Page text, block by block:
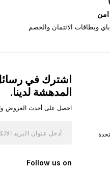
وبطاقات الائتمان والخصم
اشترك في رسائل
المدهشة لدينا.
احصل على أحدث العروض
Follow us on